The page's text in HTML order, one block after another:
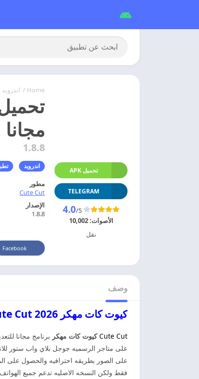
Home
/ اندرويد
مجانا
1.8.8
اندرويد
تحميل APK
TELEGRAM
4.0/5
الأصوات:10,002
نقل
مطور
Cute Cut
الإصدار
1.8.8
Facebook
وصف
كيوت كات مهكر 2026 Cute Cut كيوت كات مهكر
Cute Cut كيوت كات مهكر برنامج مجانا
على متاجر الرسميه جوجل بلاي واب ستور
على الصور بطريقه احترافيه والحصول على
فقط ولكن النسخه الاصليه تدعم جميع